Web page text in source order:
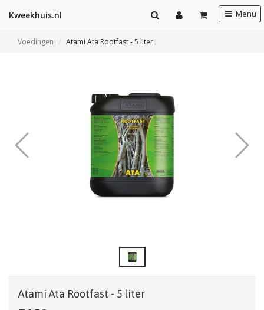
Kweekhuis.nl Menu
Voedingen Atami Ata Rootfast - 5 liter
Atami Ata Rootfast - 5 liter